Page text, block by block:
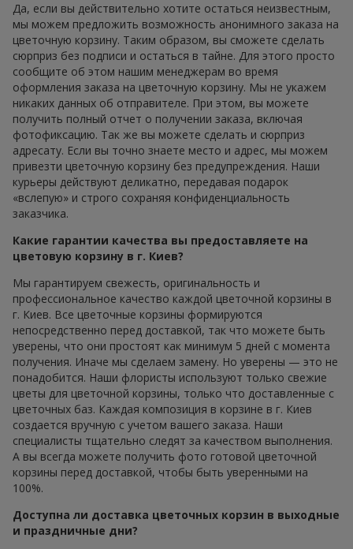
Да, если вы действительно хотите остаться неизвестным,
мы можем предложить возможность анонимного заказа на
цветочную корзину. Таким образом, вы сможете сделать
сюрприз без подписи и остаться в тайне. Для этого просто
сообщите об этом нашим менеджерам во время
оформления заказа на цветочную корзину. Мы не укажем
никаких данных об отправителе. При этом, вы можете
получить полный отчет о получении заказа, включая
фотофиксацию. Так же вы можете сделать и сюрприз
адресату. Если вы точно знаете место и адрес, мы можем
привезти цветочную корзину без предупреждения. Наши
курьеры действуют деликатно, передавая подарок
«вслепую» и строго сохраняя конфиденциальность
заказчика.
Какие гарантии качества вы предоставляете на
цветовую корзину в г. Киев?
Мы гарантируем свежесть, оригинальность и
профессиональное качество каждой цветочной корзины в
г. Киев. Все цветочные корзины формируются
непосредственно перед доставкой, так что можете быть
уверены, что они простоят как минимум 5 дней с момента
получения. Иначе мы сделаем замену. Но уверены — это не
понадобится. Наши флористы используют только свежие
цветы для цветочной корзины, только что доставленные с
цветочных баз. Каждая композиция в корзине в г. Киев
создается вручную с учетом вашего заказа. Наши
специалисты тщательно следят за качеством выполнения.
А вы всегда можете получить фото готовой цветочной
корзины перед доставкой, чтобы быть уверенными на
100%.
Доступна ли доставка цветочных корзин в выходные
и праздничные дни?